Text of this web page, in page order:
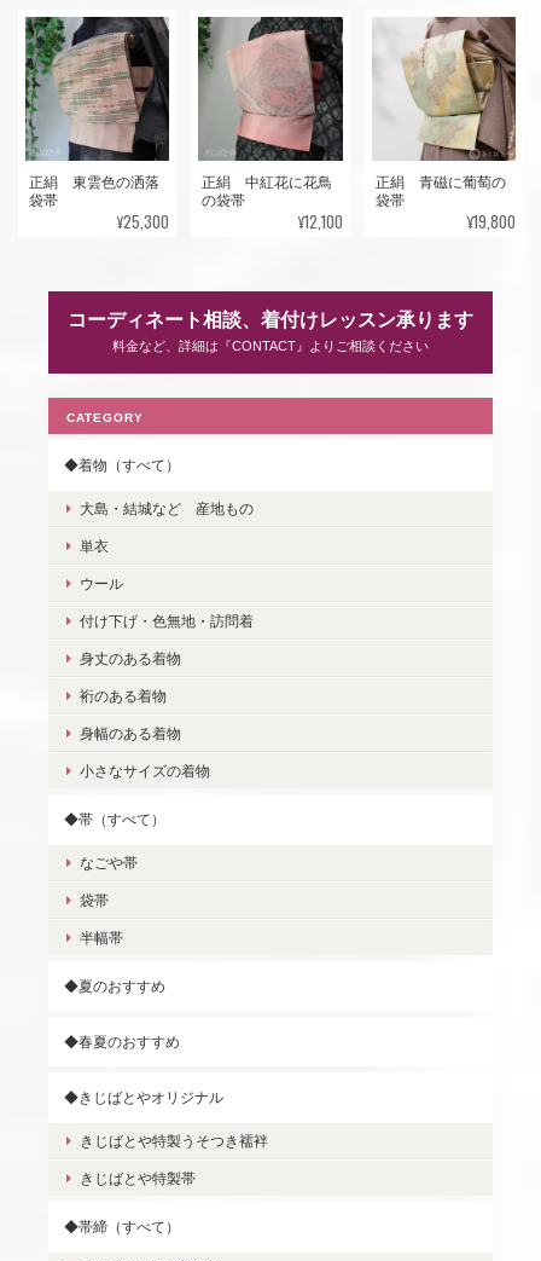
正絹 東雲色の洒落
袋帯
¥25,300
正絹 中紅花に花鳥
の袋帯
¥12,100
正絹 青磁に葡萄の
袋帯
¥19,800
コーディネート相談、着付けレッスン承ります
料金など、詳細は『CONTACT』よりご相談ください
CATEGORY
◆着物（すべて）
大島・結城など 産地もの
単衣
ウール
付け下げ・色無地・訪問着
身丈のある着物
裄のある着物
身幅のある着物
小さなサイズの着物
◆帯（すべて）
なごや帯
袋帯
半幅帯
◆夏のおすすめ
◆春夏のおすすめ
◆きじばとやオリジナル
きじばとや特製うそつき襦袢
きじばとや特製帯
◆帯締（すべて）